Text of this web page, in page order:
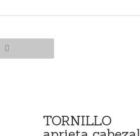
TORNILLO